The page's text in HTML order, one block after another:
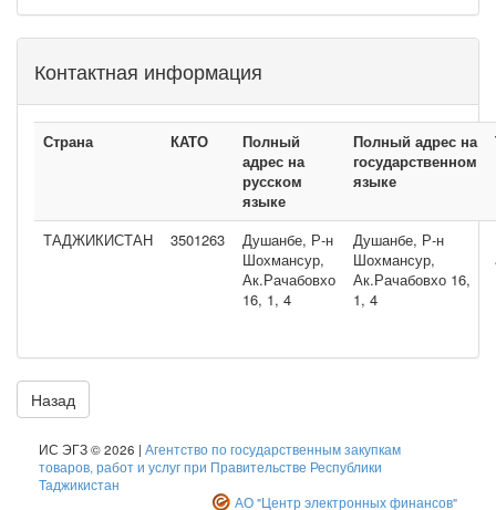
Контактная информация
Страна КАТО
Полный
адрес на
русском
языке
Полный адрес на
государственном
языке
ТАДЖИКИСТАН 3501263
Душанбе, Р-н
Шохмансур,
Ак.Рачабовхо
16, 1, 4
Душанбе, Р-н
Шохмансур,
Ак.Рачабовхо 16,
1, 4
Назад
ИС ЭГЗ © 2026 | Агентство по государственным закупкам
товаров, работ и услуг при Правительстве Республики
Таджикистан
АО "Центр электронных финансов"